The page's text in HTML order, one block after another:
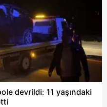
devrildi: 11 yaşındaki